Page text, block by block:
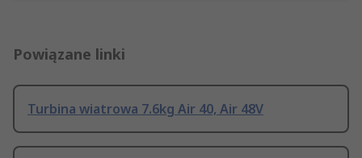
Powiązane linki
Turbina wiatrowa 7.6kg Air 40, Air 48V